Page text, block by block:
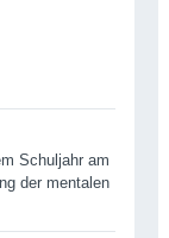
Schuljahr am
der mentalen